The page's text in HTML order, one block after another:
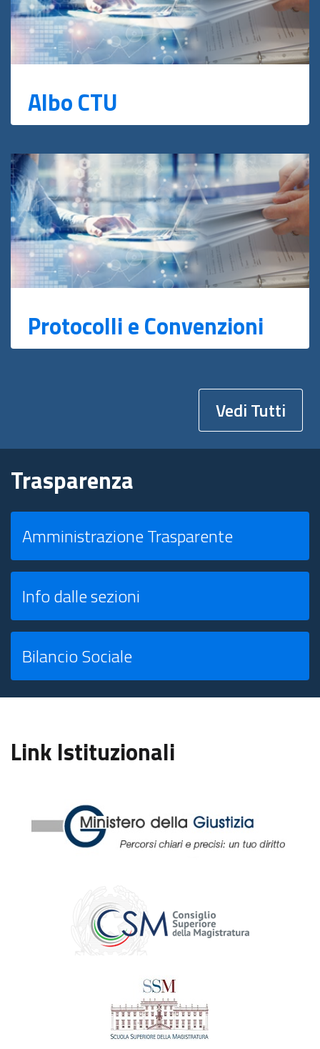
Albo CTU
Protocolli e Convenzioni
Vedi Tutti
Trasparenza
Amministrazione Trasparente
Info dalle sezioni
Bilancio Sociale
Link Istituzionali